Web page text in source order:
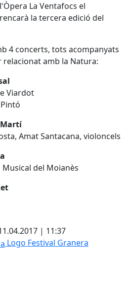
La Ventafocs el
la tercera edició del
4 concerts, tots acompanyats
amb la Natura:
Viardot
Martí
Amat Santacana, violoncels
del Moianès
| 11:37
Logo Festival Granera